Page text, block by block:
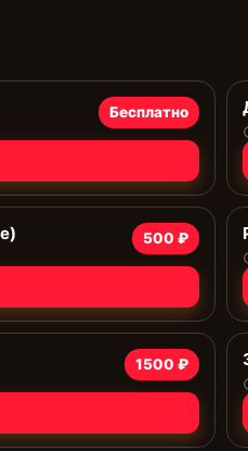
Бесплатно
500 ₽
1500 ₽